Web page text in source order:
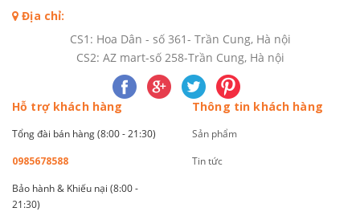
Địa chỉ:
CS1: Hoa Dân - số 361- Trần Cung, Hà nội
CS2: AZ mart-số 258-Trần Cung, Hà nội
Hỗ trợ khách hàng
Tổng đài bán hàng (8:00 - 21:30)
0985678588
Bảo hành & Khiếu nại (8:00 -
21:30)
Thông tin khách hàng
Sản phẩm
Tin tức